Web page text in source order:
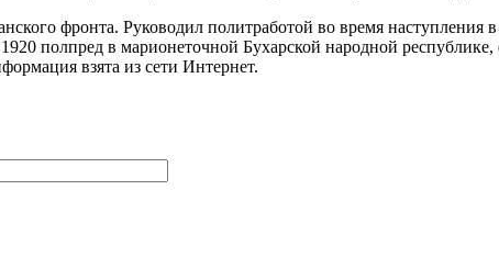
фронта. Руководил политработой во время наступления в
полпред в марионеточной Бухарской народной
взята из сети Интернет.